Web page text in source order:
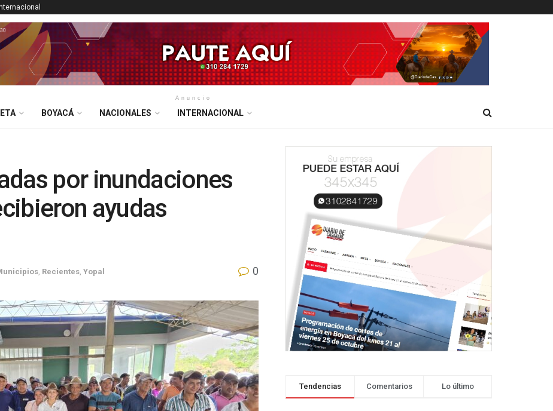
Anuncio
BOYACÁ NACIONALES INTERNACIONAL
por inundaciones
ayudas
Recientes Yopal 0
Tendencias Comentarios Lo último